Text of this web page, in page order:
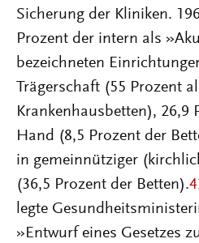
Sicherung der Kliniken.
Prozent der intern als
bezeichneten
Trägerschaft (55 Prozent
Krankenhausbetten), 26,9
Hand (8,5 Prozent der
in gemeinnütziger
(36,5 Prozent der Betten).
legte
»Entwurf eines Gesetzes